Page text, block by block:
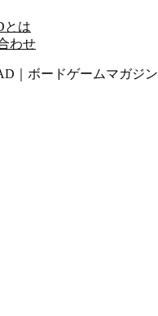
とは
わせ
｜ボードゲームマガジン